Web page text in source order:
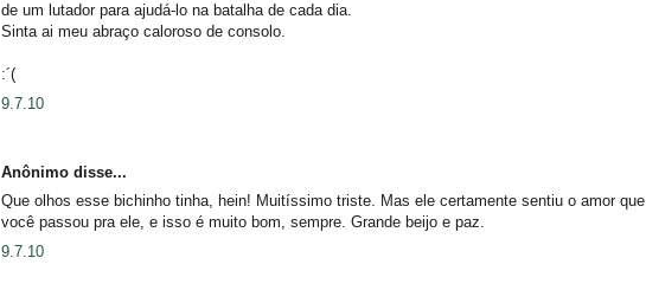
de um lutador para ajudá-lo na batalha de cada dia.
Sinta ai meu abraço caloroso de consolo.
:´(
9.7.10
Anônimo disse...
Que olhos esse bichinho tinha, hein! Muitíssimo triste. Mas ele certamente sentiu o amor que
você passou pra ele, e isso é muito bom, sempre. Grande beijo e paz.
9.7.10